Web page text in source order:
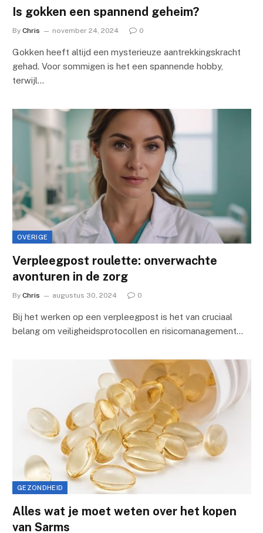
Is gokken een spannend geheim?
By Chris november 24, 2024 0
Gokken heeft altijd een mysterieuze aantrekkingskracht
gehad. Voor sommigen is het een spannende hobby,
terwijl…
OVERIGE
Verpleegpost roulette: onverwachte
avonturen in de zorg
By Chris augustus 30, 2024 0
Bij het werken op een verpleegpost is het van cruciaal
belang om veiligheidsprotocollen en risicomanagement…
GEZONDHEID
Alles wat je moet weten over het kopen
van Sarms